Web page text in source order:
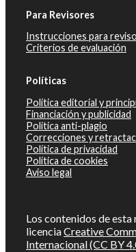
Para Revisores
Instrucciones para
Criterios de evaluación
Políticas
Política editorial y
Financiación y publicidad
Política anti-plagio
Correcciones y
Política de privacidad
Política de cookies
Aviso legal
Los contenidos de
licenciaCreative
Internacional (CC BY